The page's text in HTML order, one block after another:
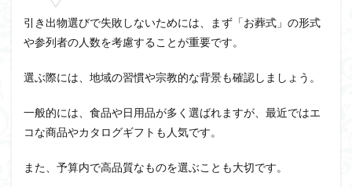
引き出物選びで失敗しないためには、まず「お葬式」の形式
や参列者の人数を考慮することが重要です。
選ぶ際には、地域の習慣や宗教的な背景も確認しましょう。
一般的には、食品や日用品が多く選ばれますが、最近ではエ
コな商品やカタログギフトも人気です。
また、予算内で高品質なものを選ぶことも大切です。